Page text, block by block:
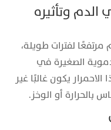
الدم وتأثيره
لفترات طويلة،
الصغيرة في
يكون غالبًا غير
بالحرارة أو الوخز.